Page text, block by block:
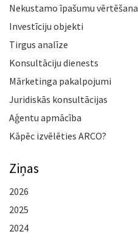
Nekustamo īpašumu vērtēšana
Investīciju objekti
Tirgus analīze
Konsultāciju dienests
Mārketinga pakalpojumi
Juridiskās konsultācijas
Aģentu apmācība
Kāpēc izvēlēties ARCO?
Ziņas
2026
2025
2024